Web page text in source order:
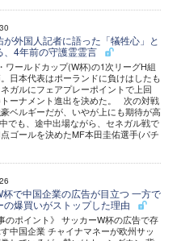
が外国人記者に語った「犠牲心」と
、4年前の守護霊霊言
ワールドカップ(W杯)の1次リーグH組
日本代表はポーランドに負けはしたも
ガルにフェアプレーポイントで上回
トーナメント進出を決めた。 次の対戦
ベルギーだが、いやが上にも期待が高
でも、途中出場ながら、セネガル戦で
ゴールを決めたMF本田圭佑選手(パチ
杯で中国企業の広告が目立つ 一方で
の爆買いがストップした理由
のポイント》 サッカーW杯の広告で存
中国企業 チャイナマネーが欧州サッ